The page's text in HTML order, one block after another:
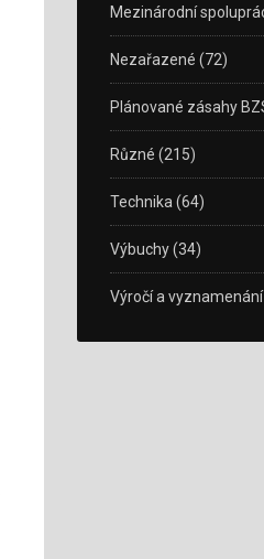
Mezinárodní
Nezařazené (72)
Plánované zásahy
Různé (215)
Technika (64)
Výbuchy(34)
Výročí a vyznamenání